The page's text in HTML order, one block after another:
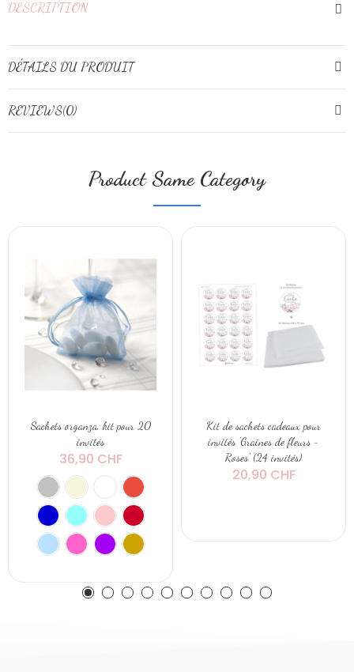
DESCRIPTION
DÉTAILS DU PRODUIT
REVIEWS(0)
Product Same Category
Sachets organza, kit pour 20
invités
36,90 CHF
Kit de sachets cadeaux pour
invités 'Graines de fleurs -
Roses' (24 invités)
20,90 CHF